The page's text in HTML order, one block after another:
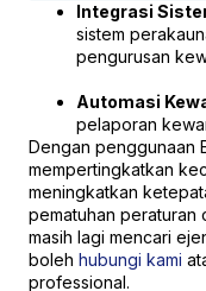
Integrasi
sistem
pengurusan
Automasi
pelaporan
Dengan penggunaan
mempertingkatkan
meningkatkan
pematuhan peraturan
masih lagi mencari
boleh hubungi kami
professional.